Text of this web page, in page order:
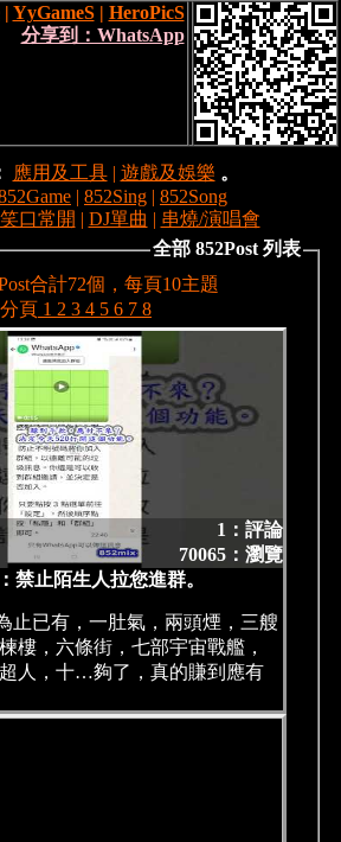
| YyGameS| HeroPicS
分享到：WhatsApp
應用及工具| 遊戲及娛樂 。
| 852Sing | 852Song
笑口常開 | DJ單曲 | 串燒/演唱會
全部 852Post 列表
合計72個，每頁10主題
分頁1 2 3 4 5 6 7 8
禁止陌生人拉您進群。
1：評論
70065：瀏覽
止已有，一肚氣，兩頭煙，三艘
樓，六條街，七部宇宙戰艦，
人，十…夠了，真的賺到應有